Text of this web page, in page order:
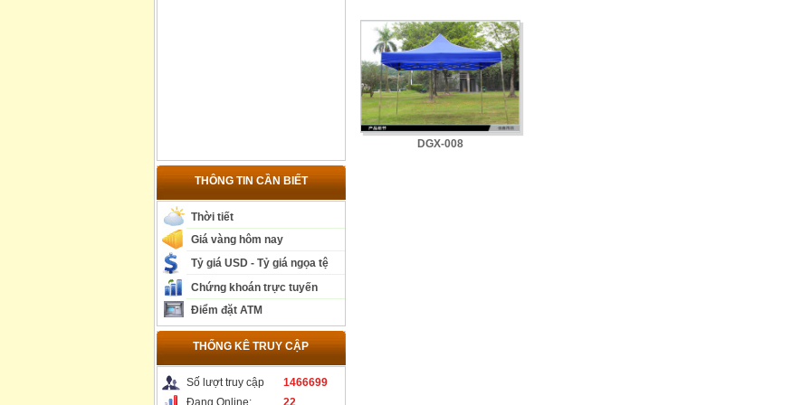
THÔNG TIN CẦN BIẾT
Thời tiết
Giá vàng hôm nay
Tỷ giá USD - Tỷ giá ngọa tệ
Chứng khoán trực tuyến
Điểm đặt ATM
THỐNG KÊ TRUY CẬP
Số lượt truy cập
1466699
Đang Online:
22
DGX-008